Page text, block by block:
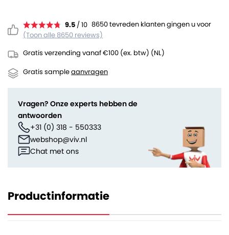
9.5 / 10 8650 tevreden klanten gingen u voor
(Toon alle 8650 reviews)
Gratis verzending vanaf €100 (ex. btw) (NL)
Gratis sampleaanvragen
Vragen? Onze experts hebben de
antwoorden
+31 (0) 318 - 550333
webshop@viv.nl
Chat met ons
Productinformatie